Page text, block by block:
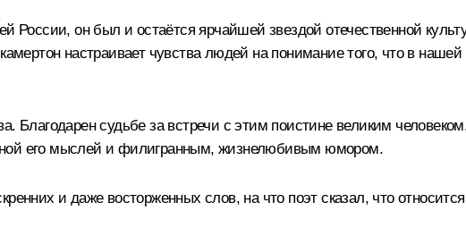
России, он был и остаётся ярчайшей звездой отечественной
настраивает чувства людей на понимание того, что в
Благодарен судьбе за встречи с этим поистине великим
его мыслей и филигранным, жизнелюбивым юмором.
и даже восторженных слов, на что поэт сказал, что